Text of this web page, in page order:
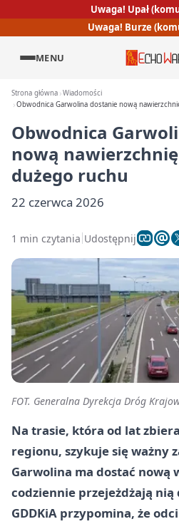
Uwaga! Upał
Uwaga! Burze
MENU
Strona główna Wiadomości
Obwodnica Garwolina dostanie nową
Obwodnica
nową
dużego ruchu
22 czerwca 2026
1 min czytania Udostępnij
FOT. Generalna Dyrekcja Dróg
Na trasie, która od lat
regionu, szykuje się ważny
Garwolina ma dostać nową
codziennie przejeżdżają
GDDKiA przypomina, że